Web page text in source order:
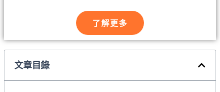
了解更多
文章目錄